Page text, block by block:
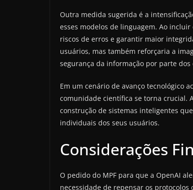
Outra medida sugerida é a
esses modelos de linguagem. Ao
riscos de erros e garantir maior
usuários, mas também reforçaria a
segurança da informação por parte dos
Em um cenário de avanço tecnológico
comunidade científica se torna crucial.
construção de sistemas inteligentes
individuais dos seus usuários.
Considerações
O pedido do MPF para que a OpenAI
necessidade de repensar os